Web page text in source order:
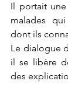
Il portait
malades
dont ils
Le dialogue
il se libère
des